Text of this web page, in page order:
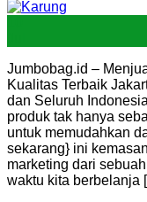
Jumbobag.id –
Kualitas Terbaik
dan Seluruh
produk tak hanya
untuk memudahkan
sekarang} ini
marketing dari
waktu kita berbelanja